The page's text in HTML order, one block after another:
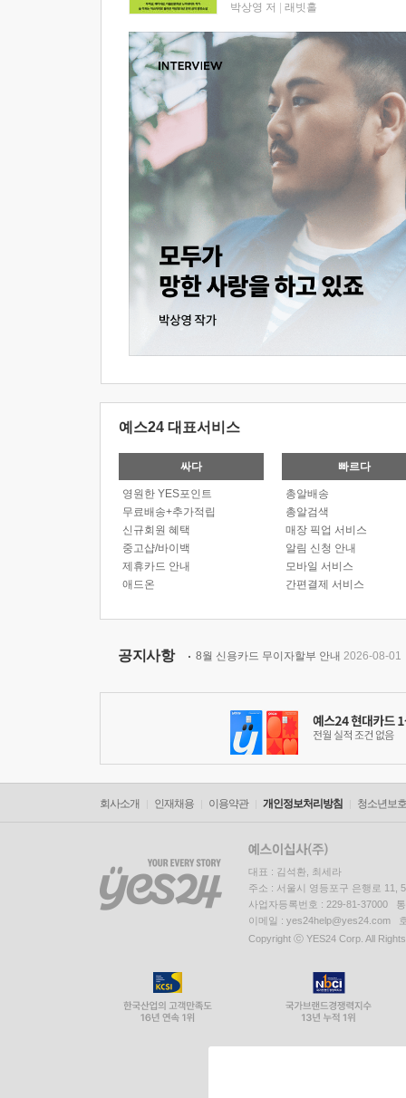
박상영 저 래빗홀
예스24 대표서비스
싸다
영원한 YES포인트
무료배송+추가적립
신규회원 혜택
중고샵/바이백
제휴카드 안내
애드온
빠르다
총알배송
총알검색
매장 픽업 서비스
알림 신청 안내
모바일 서비스
간편결제 서비스
공지사항 8월 신용카드 무이자할부 안내 2026-08-01
회사소개 인재채용 이용약관 개인정보처리방침 청소년보
대표 : 김석환, 최세라
주소 : 서울시 영등포구 은행로 11,
사업자등록번호 : 229-81-37000
이메일 : yes24help@yes24.com
Copyright ⓒ YES24 Corp. All